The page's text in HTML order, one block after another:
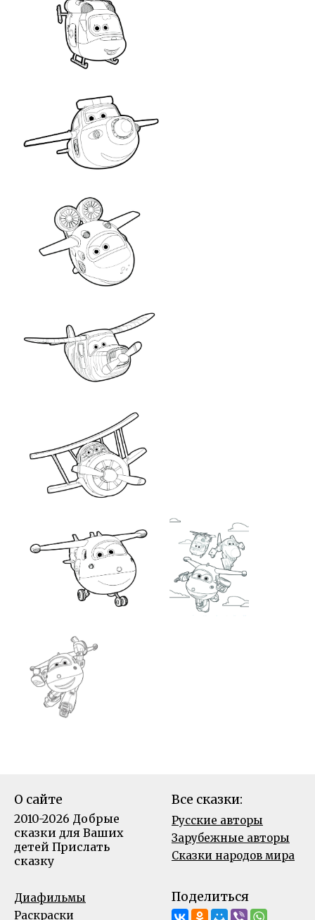
О сайте
2010-2026 Добрые
сказки для Ваших
детей Прислать
сказку
Все сказки:
Русские авторы
Зарубежные авторы
Сказки народов мира
Диафильмы
Раскраски
Поделиться